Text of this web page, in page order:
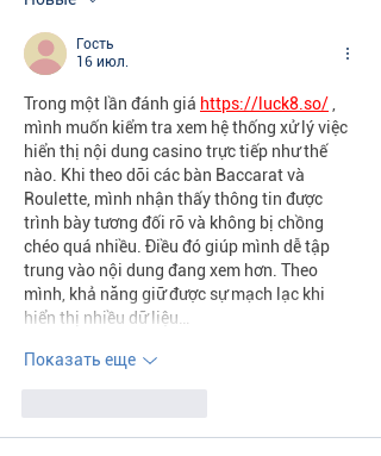
Гость
16 июл.
Trong một lần đánh giá https://luck8.so/
mình muốn kiểm tra xem hệ thống xử lý việc
hiển thị nội dung casino trực tiếp như thế
nào. Khi theo dõi các bàn Baccarat và
Roulette, mình nhận thấy thông tin được
trình bày tương đối rõ và không bị chồng
chéo quá nhiều. Điều đó giúp mình dễ tập
trung vào nội dung đang xem hơn. Theo
mình, khả năng giữ được sự mạch lạc khi
hiển thị nhiều dữ liệu…
Показать еще